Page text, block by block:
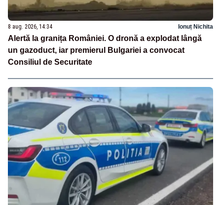
8 aug. 2026, 14:34 Ionuț Nichita
Alertă la granița României. O dronă a explodat lângă
un gazoduct, iar premierul Bulgariei a convocat
Consiliul de Securitate